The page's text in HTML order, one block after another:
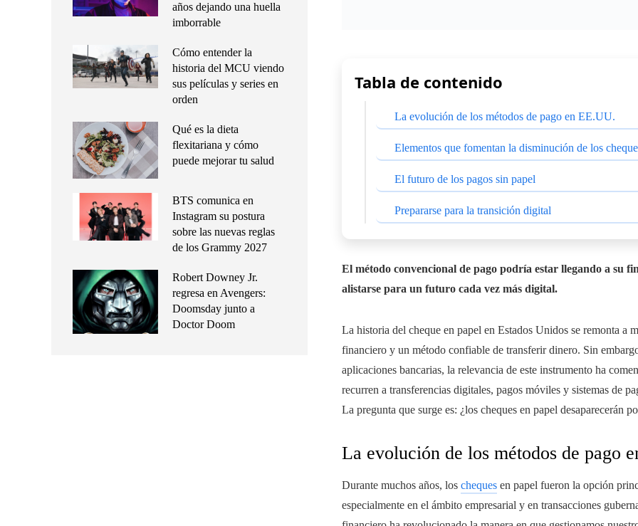
Tabla de contenido
La evolución de los métodos de pago en EE.UU.
Elementos que fomentan la disminución de los
El futuro de los pagos sin papel
Prepararse para la transición digital
El método convencional de pago podría estar llegando a su
alistarse para un futuro cada vez más digital.
La historia del cheque en papel en Estados Unidos se remonta a
financiero y un método confiable de transferir dinero. Sin
aplicaciones bancarias, la relevancia de este instrumento ha
recurren a transferencias digitales, pagos móviles y sistemas de
La pregunta que surge es: ¿los cheques en papel desaparecerán
La evolución de los métodos de pago
Durante muchos años, los cheques en papel fueron la opción
especialmente en el ámbito empresarial y en transacciones
años dejando una huella
imborrable
Cómo entender la
historia del MCU viendo
sus películas y series en
orden
Qué es la dieta
flexitariana y cómo
puede mejorar tu salud
BTS comunica en
Instagram su postura
sobre las nuevas reglas
de los Grammy 2027
Robert Downey Jr.
regresa en Avengers:
Doomsday junto a
Doctor Doom